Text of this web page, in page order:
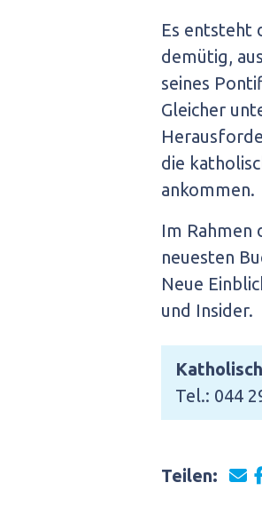
Es entsteht
demütig,
seines
Gleicher
die
ankommen.
Im Rahmen
neuesten
Neue
und Insider.
Tel.: 044
Teilen: